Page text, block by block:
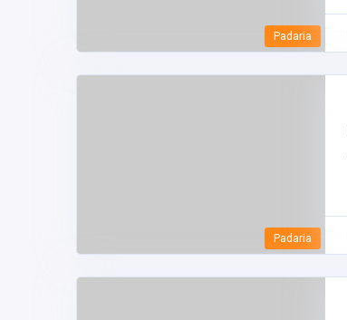
Padaria
Padaria